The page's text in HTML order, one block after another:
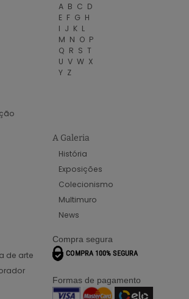
A B C D
E F G H
I J K L
M N O P
Q R S T
U V W X
Y Z
A Galeria
História
Exposições
Colecionismo
Multimuro
News
de arte
Compra segura
Formas de pagamento